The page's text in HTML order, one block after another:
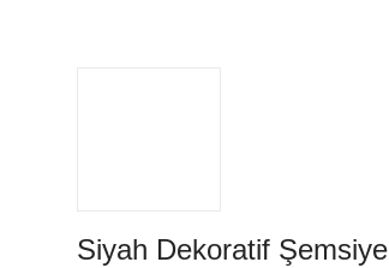
Siyah Dekoratif Şemsiye